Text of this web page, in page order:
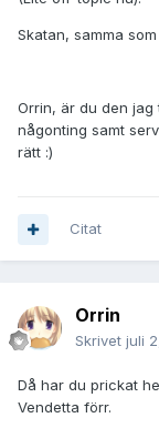
Skatan, samma
Orrin, är du den
någonting samt
rätt :)
Citat
Orrin
Skrivet juli
Då har du prickat
Vendetta förr.